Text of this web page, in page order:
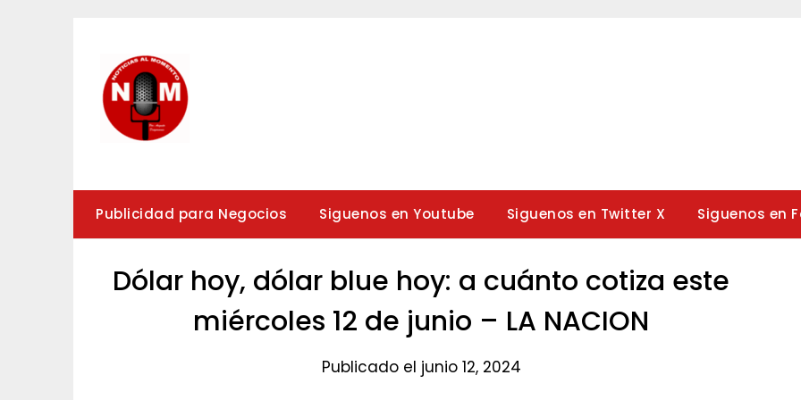
Publicidad para Negocios Siguenos en Youtube Siguenos en Twitter X Siguenos en
Dólar hoy, dólar blue hoy: a cuánto cotiza este
miércoles 12 de junio – LA NACION​
Publicado el junio 12, 2024